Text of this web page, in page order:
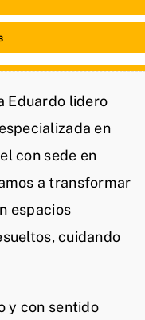
Eduardo lidero
en
con sede en
a transformar
espacios
cuidando
y con sentido